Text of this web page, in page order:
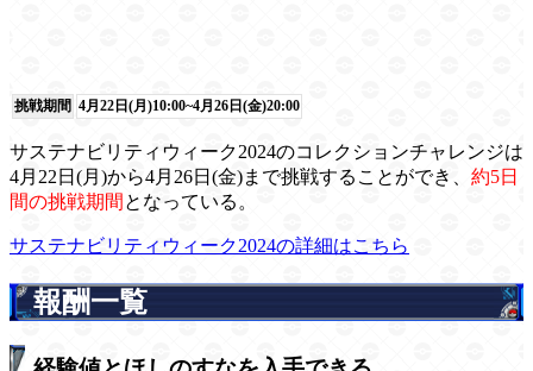
挑戦期間 4月22日(月)10:00~4月26日(金)20:00
サステナビリティウィーク2024のコレクションチャレンジは
4月22日(月)から4月26日(金)まで挑戦することができ、 約5日
間の挑戦期間 となっている。
サステナビリティウィーク2024の詳細はこちら
報酬一覧